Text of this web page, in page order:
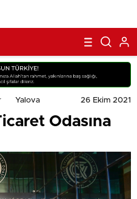
Yalova 26 Ekim 2021
Odasına